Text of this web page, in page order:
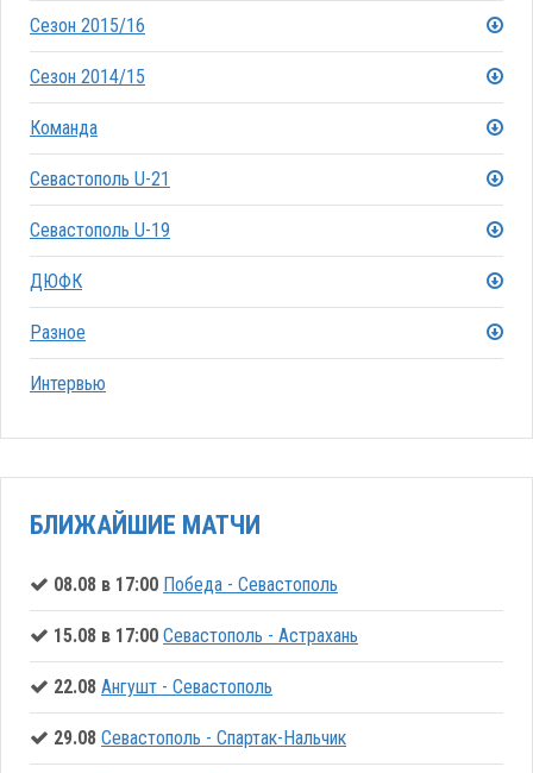
Сезон 2015/16
Сезон 2014/15
Команда
Севастополь U-21
Севастополь U-19
ДЮФК
Разное
Интервью
БЛИЖАЙШИЕ МАТЧИ
08.08 в 17:00 Победа - Севастополь
15.08 в 17:00 Севастополь - Астрахань
22.08 Ангушт - Севастополь
29.08 Севастополь - Спартак-Нальчик